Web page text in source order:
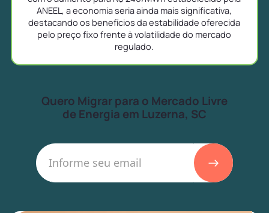
ANEEL, a economia seria ainda mais significativa,
destacando os benefícios da estabilidade oferecida
pelo preço fixo frente à volatilidade do mercado
regulado.
Quero Migrar para o Mercado Livre
de Energia em Luzerna, SC